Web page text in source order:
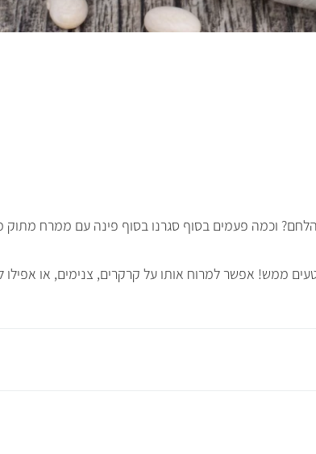
וכמה פעמים בסוף סגרנו בסוף פינה עם ממרח
ממש! אפשר למרוח אותו על קרקרים, צנימים, או אפילו